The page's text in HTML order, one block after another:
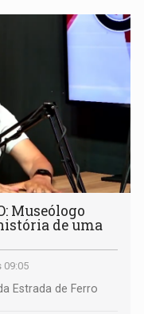
Museólogo
de uma
09:05
Estrada de Ferro